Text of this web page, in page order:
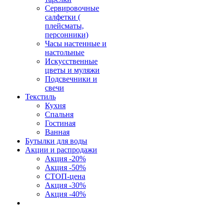
Сервировочные
салфетки (
плейсматы,
персонники)
Часы настенные и
настольные
Искусственные
цветы и муляжи
Подсвечники и
свечи
Текстиль
Кухня
Спальня
Гостиная
Ванная
Бутылки для воды
Акции и распродажи
Акция -20%
Акция -50%
СТОП-цена
Акция -30%
Акция -40%